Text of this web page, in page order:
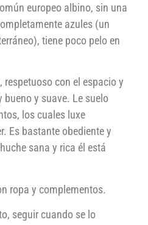
europeo albino, sin una
azules (un
tiene poco pelo en
respetuoso con el espacio y
bueno y suave. Le suelo
los cuales luxe
Es bastante obediente y
sana y rica él está
ropa y complementos.
seguir cuando se lo